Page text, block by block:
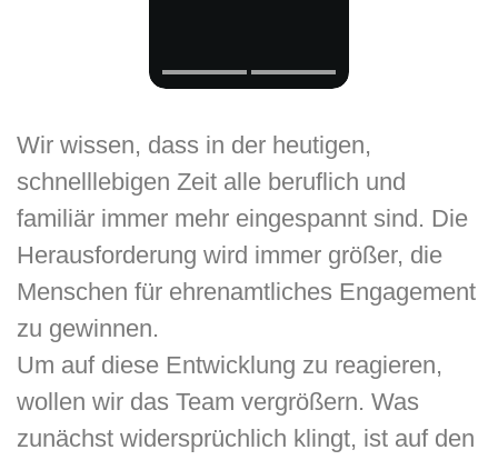
Wir wissen, dass in der heutigen,
schnelllebigen Zeit alle beruflich und
familiär immer mehr eingespannt sind. Die
Herausforderung wird immer größer, die
Menschen für ehrenamtliches Engagement
zu gewinnen.
Um auf diese Entwicklung zu reagieren,
wollen wir das Team vergrößern. Was
zunächst widersprüchlich klingt, ist auf den